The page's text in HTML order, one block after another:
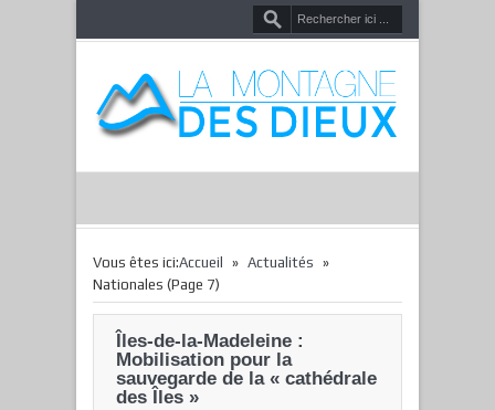
Vous êtes ici:Accueil » Actualités »
Nationales (Page 7)
Îles-de-la-Madeleine :
Mobilisation pour la
sauvegarde de la « cathédrale
des Îles »